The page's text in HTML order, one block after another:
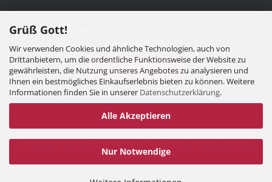
Grüß Gott!
Wir verwenden Cookies und ähnliche Technologien, auch von
Drittanbietern, um die ordentliche Funktionsweise der Website zu
gewährleisten, die Nutzung unseres Angebotes zu analysieren und
Ihnen ein bestmögliches Einkaufserlebnis bieten zu können. Weitere
Informationen finden Sie in unserer Datenschutzerklärung.
Alle Akzeptieren
Nur Notwendige
Mehrwertsteuer, zzgl.
gekennzeichnet.
Vertrag widerrufen
Internetshopby Gambio.de © 2025 Gambio ThemesXycons
Cookie Einstellungen